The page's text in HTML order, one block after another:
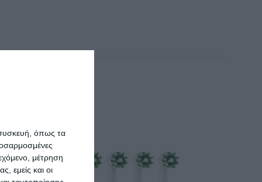
όπως τα
μέτρηση
εμείς και οι